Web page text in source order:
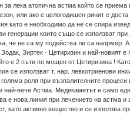
за лека атопична астма който се
или ако е целогодишен ринит е
като е необходимо да не се спира
генерации които също се използват при
че не са му подейства ли са напрмер:
Зиртек - Цетиризин и най-новият е
е 2 пъти по мощен от Цетиризина !
се използват т. нар. левкотриенови
роля при възпалителните процеси
най-вече Астма. Медикаметът е само
е нова линия при лечението на астма и
като активно вещество и се използва